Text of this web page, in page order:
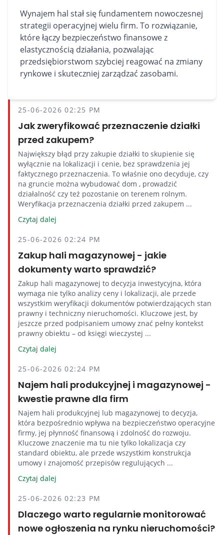
Wynajem hal stał się fundamentem nowoczesnej
strategii operacyjnej wielu firm. To rozwiązanie,
które łączy bezpieczeństwo finansowe z
elastycznością działania, pozwalając
przedsiębiorstwom szybciej reagować na zmiany
rynkowe i skuteczniej zarządzać zasobami.
25-06-2026 02:25 PM
Jak zweryfikować przeznaczenie działki
przed zakupem?
Największy błąd przy zakupie działki to skupienie się
wyłącznie na lokalizacji i cenie, bez sprawdzenia jej
faktycznego przeznaczenia. To właśnie ono decyduje, czy
na gruncie można wybudować dom , prowadzić
działalność czy też pozostanie on terenem rolnym.
Weryfikacja przeznaczenia działki przed zakupem ...
Czytaj dalej
25-06-2026 02:24 PM
Zakup hali magazynowej - jakie
dokumenty warto sprawdzić?
Zakup hali magazynowej to decyzja inwestycyjna, która
wymaga nie tylko analizy ceny i lokalizacji, ale przede
wszystkim weryfikacji dokumentów potwierdzających stan
prawny i techniczny nieruchomości. Kluczowe jest, by
jeszcze przed podpisaniem umowy znać pełny kontekst
prawny obiektu – od księgi wieczystej ...
Czytaj dalej
25-06-2026 02:24 PM
Najem hali produkcyjnej i magazynowej -
kwestie prawne dla firm
Najem hali produkcyjnej lub magazynowej to decyzja,
która bezpośrednio wpływa na bezpieczeństwo operacyjne
firmy, jej płynność finansową i zdolność do rozwoju.
Kluczowe znaczenie ma tu nie tylko lokalizacja czy
standard obiektu, ale przede wszystkim konstrukcja
umowy i znajomość przepisów regulujących ...
Czytaj dalej
25-06-2026 02:23 PM
Dlaczego warto regularnie monitorować
nowe ogłoszenia na rynku nieruchomości?